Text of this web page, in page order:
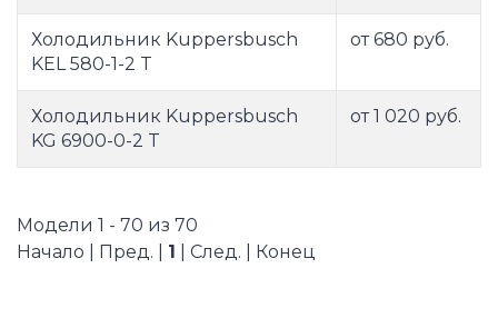
Холодильник Kuppersbusch
KEL 580-1-2 T
от 680 руб.
Холодильник Kuppersbusch
KG 6900-0-2 T
от 1 020 руб.
Модели 1 - 70 из 70
Начало | Пред. | 1 | След. | Конец